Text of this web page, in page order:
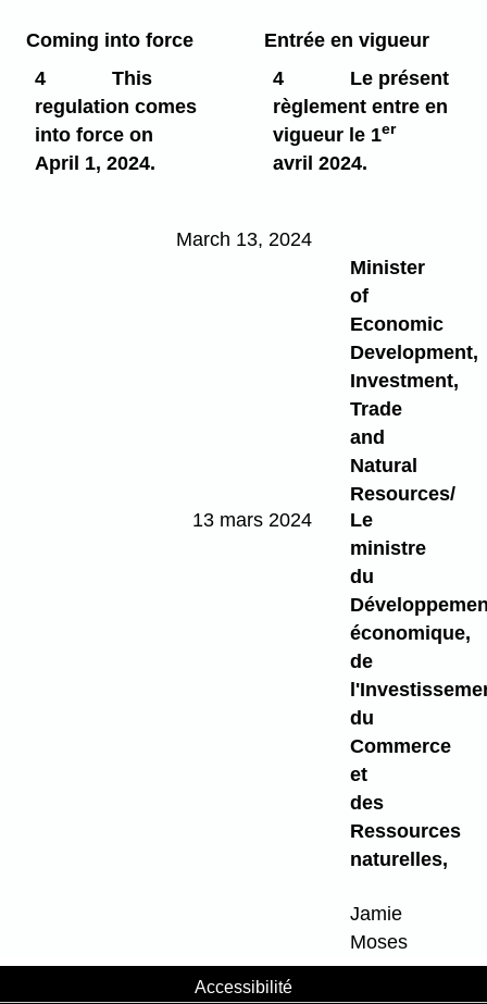
Coming into force
4
This
regulation comes
into force on
April 1, 2024.
Entrée en vigueur
4
Le présent
règlement entre en
vigueur le 1er
avril 2024.
March 13, 2024
Minister
of
Economic
Development,
Investment,
Trade
and
Natural
Resources/
13 mars 2024
Le
ministre
du
économique,
de
du
Commerce
et
des
Ressources
naturelles,
Jamie
Moses
Accessibilité